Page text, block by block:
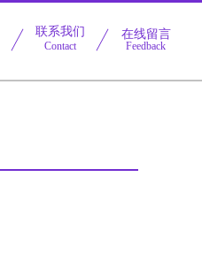
联系我们
Contact
在线留言
Feedback